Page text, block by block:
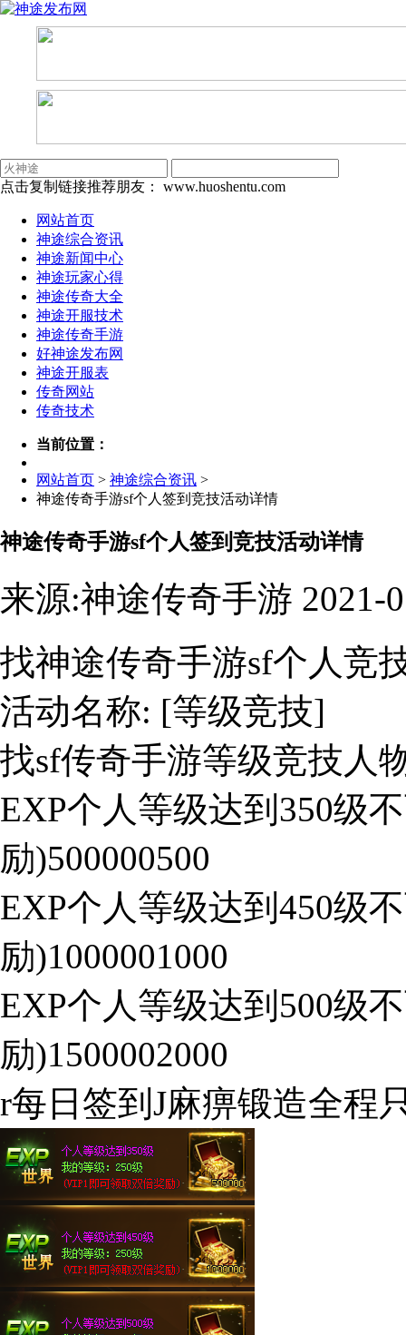
点击复制链接推荐朋友： www.huoshentu.com
网站首页
神途综合资讯
神途新闻中心
神途玩家心得
神途传奇大全
神途开服技术
神途传奇手游
好神途发布网
神途开服表
传奇网站
传奇技术
当前位置：
网站首页 > 神途综合资讯 >
神途传奇手游sf个人签到竞技活动详情
神途传奇手游sf个人签到竞技活动详情
来源:神途传奇手游 2021-
找神途传奇手游sf个人竞
活动名称: [等级竞技]
找sf传奇手游等级竞技人
EXP个人等级达到350级
励)500000500
EXP个人等级达到450级
励)1000001000
EXP个人等级达到500级
励)1500002000
r每日签到J麻痹锻造全程